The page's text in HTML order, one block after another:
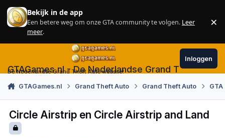
Skip to content
Bekijk in de app
Een betere weg om onze GTA community te volgen. Leer
meer.
×
GTAGames.nl - De Nederlandse Grand Theft Auto
De Nederlandse Grand Theft Auto website!
Inloggen
GTAGames.nl Grand Theft Auto Grand Theft Auto
Circle Airstrip en Circle Airstrip and Land